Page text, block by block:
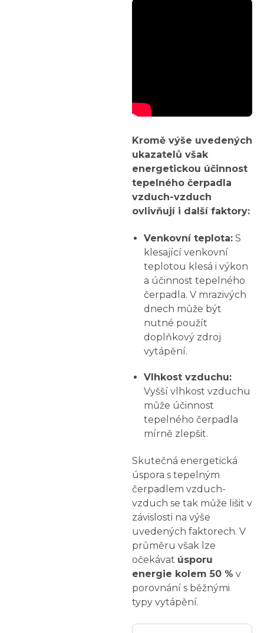
Kromě výše uvedených
ukazatelů však
energetickou účinnost
tepelného čerpadla
vzduch-vzduch
ovlivňují i další faktory:
Venkovní teplota: S
klesající venkovní
teplotou klesá i výkon
a účinnost tepelného
čerpadla. V mrazivých
dnech může být
nutné použít
doplňkový zdroj
vytápění.
Vlhkost vzduchu:
Vyšší vlhkost vzduchu
může účinnost
tepelného čerpadla
mírně zlepšit.
Skutečná energetická
úspora s tepelným
čerpadlem vzduch-
vzduch se tak může lišit v
závislosti na výše
uvedených faktorech. V
průměru však lze
očekávat úsporu
energie kolem 50 % v
porovnání s běžnými
typy vytápění.